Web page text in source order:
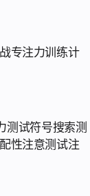
专注力训练计
测试符号搜索测
性注意测试注